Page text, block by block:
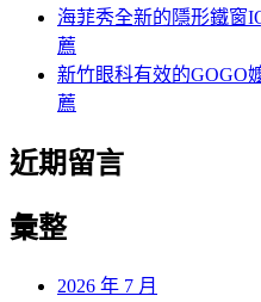
海菲秀全新的隱形鐵窗
薦
新竹眼科有效的GOGO
薦
近期留言
彙整
2026 年 7 月